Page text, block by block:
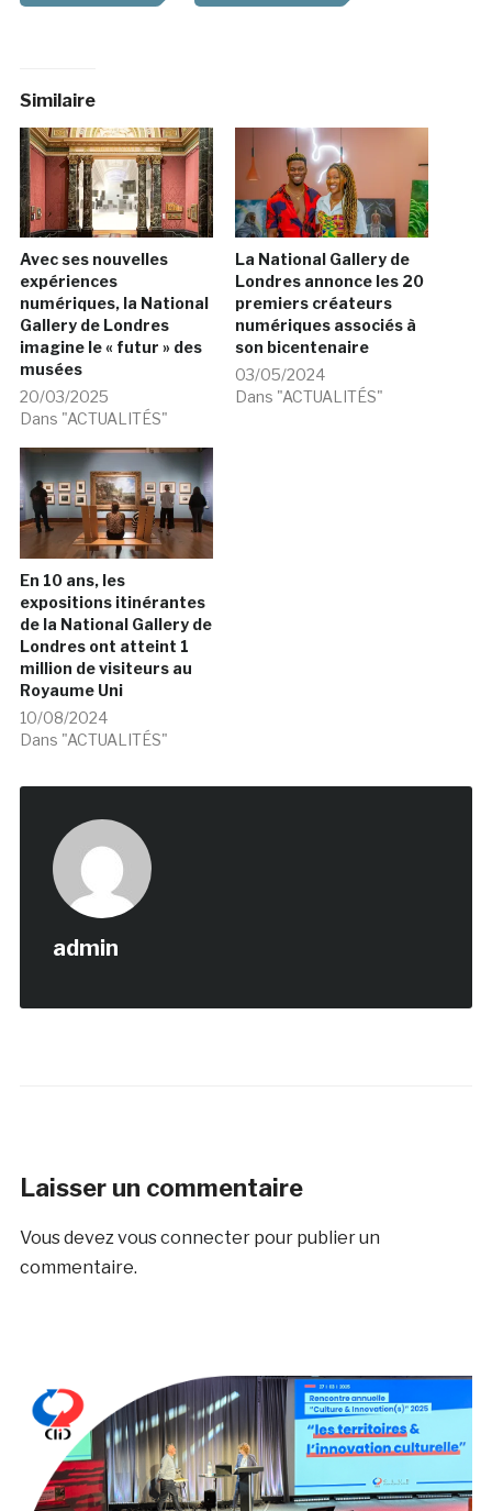
Similaire
Avec ses nouvelles
expériences
numériques, la National
Gallery de Londres
imagine le « futur » des
musées
20/03/2025
Dans "ACTUALITÉS"
La National Gallery de
Londres annonce les 20
premiers créateurs
numériques associés à
son bicentenaire
03/05/2024
Dans "ACTUALITÉS"
En 10 ans, les
expositions itinérantes
de la National Gallery de
Londres ont atteint 1
million de visiteurs au
Royaume Uni
10/08/2024
Dans "ACTUALITÉS"
admin
Laisser un commentaire
Vous devezvous connecterpour publier un
commentaire.